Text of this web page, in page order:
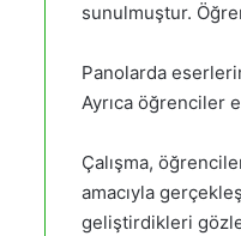
sunulmuştur.
Panolarda
Ayrıca öğrenciler
Çalışma,
amacıyla
geliştirdikleri